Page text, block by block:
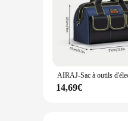
14,69€